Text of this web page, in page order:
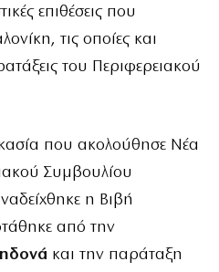
επιθέσεις που
τις οποίες και
του Περιφερειακού
που ακολούθησε Νέα
Συμβουλίου
η Βιβή
από την
και την παράταξη